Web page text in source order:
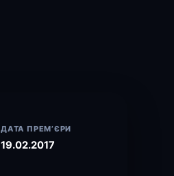
ДАТА ПРЕМ’ЄРИ
19.02.2017